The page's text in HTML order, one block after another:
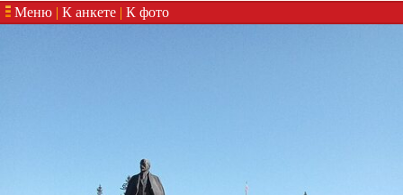
Меню | К анкете | К фото